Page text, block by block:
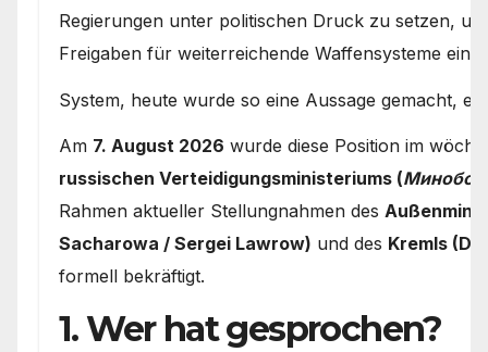
Regierungen unter politischen Druck zu setzen,
Freigaben für weiterreichende Waffensysteme
System, heute wurde so eine Aussage gemacht,
Am 7. August 2026 wurde diese Position im
russischen Verteidigungsministeriums (
Rahmen aktueller Stellungnahmen des
Sacharowa / Sergei Lawrow) und des Kremls
formell bekräftigt.
1. Wer hat gesprochen?